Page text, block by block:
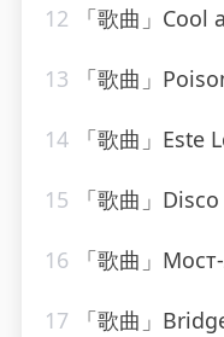
12 「歌曲」Cool
13 「歌曲」
14 「歌曲」
15 「歌曲」Disco Inferno
16 「歌曲」
17 「歌曲」Bridge